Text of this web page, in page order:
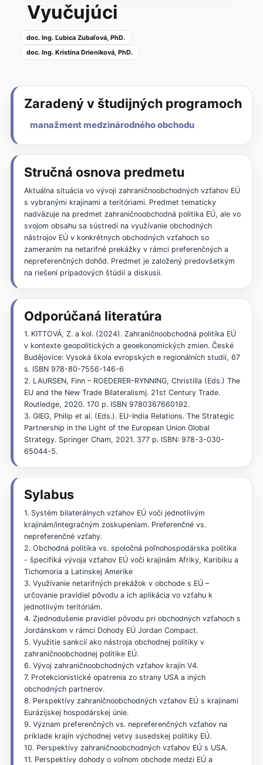
Vyučujúci
doc. Ing. Ľubica Zubaľová, PhD.
doc. Ing. Kristína Drieniková, PhD.
Zaradený v študijných programoch
manažment medzinárodného obchodu
Stručná osnova predmetu
Aktuálna situácia vo vývoji zahraničnoobchodných vzťahov EÚ
s vybranými krajinami a teritóriami. Predmet tematicky
nadväzuje na predmet zahraničnoobchodná politika EÚ, ale vo
svojom obsahu sa sústredí na využívanie obchodných
nástrojov EÚ v konkrétnych obchodných vzťahoch so
zameraním na netarifné prekážky v rámci preferenčných a
nepreferenčných dohôd. Predmet je založený predovšetkým
na riešení prípadových štúdií a diskusii.
Odporúčaná literatúra
1. KITTOVÁ, Z. a kol. (2024). Zahraničnoobchodná politika EÚ
v kontexte geopolitických a geoekonomických zmien. České
Budějovice: Vysoká škola evropských e regionálních studií, 67
s. ISBN 978-80-7556-146-6
2. LAURSEN, Finn – ROEDERER-RYNNING, Christilla (Eds.) The
EU and the New Trade Bilateralismj. 21st Century Trade.
Routledge, 2020. 170 p. ISBN 9780367660192.
3. GIEG, Philip et al. (Eds.). EU-India Relations. The Strategic
Partnership in the Light of the European Union Global
Strategy. Springer Cham, 2021. 377 p. ISBN: 978-3-030-
65044-5.
Sylabus
1. Systém bilaterálnych vzťahov EÚ voči jednotlivým
krajinám/integračným zoskupeniam. Preferenčné vs.
nepreferenčné vzťahy.
2. Obchodná politika vs. spoločná poľnohospodárska politika
- špecifiká vývoja vzťahov EÚ voči krajinám Afriky, Karibiku a
Tichomoria a Latinskej Amerike
3. Využívanie netarifných prekážok v obchode s EÚ –
určovanie pravidiel pôvodu a ich aplikácia vo vzťahu k
jednotlivým teritóriám.
4. Zjednodušenie pravidiel pôvodu pri obchodných vzťahoch s
Jordánskom v rámci Dohody EÚ Jordan Compact.
5. Využitie sankcií ako nástroja obchodnej politiky v
zahraničnoobchodnej politike EÚ.
6. Vývoj zahraničnoobchodných vzťahov krajín V4.
7. Protekcionistické opatrenia zo strany USA a iných
obchodných partnerov.
8. Perspektívy zahraničnoobchodných vzťahov EÚ s krajinami
Eurázijskej hospodárskej únie.
9. Význam preferenčných vs. nepreferenčných vzťahov na
príklade krajín východnej vetvy susedskej politiky EÚ.
10. Perspektívy zahraničnoobchodných vzťahov EÚ s USA.
11. Perspektívy dohody o voľnom obchode medzi EÚ a